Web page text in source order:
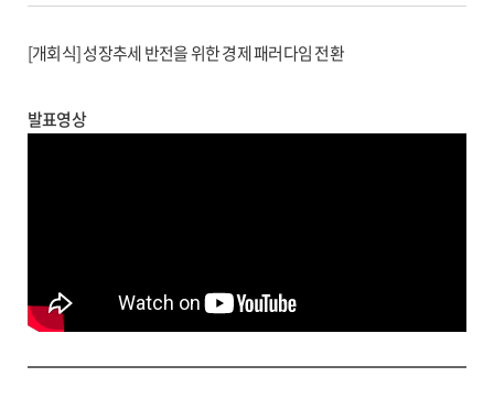
[개회식] 성장추세 반전을 위한 경제 패러다임 전환
발표영상